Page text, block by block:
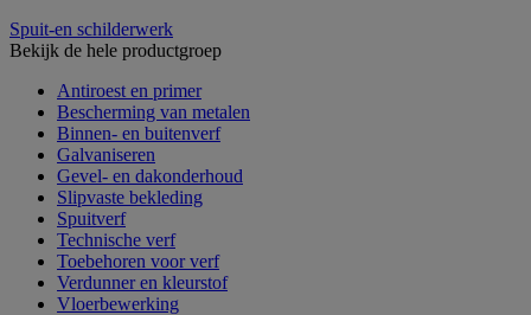
Spuit-en schilderwerk
Bekijk de hele productgroep
Antiroest en primer
Bescherming van metalen
Binnen- en buitenverf
Galvaniseren
Gevel- en dakonderhoud
Slipvaste bekleding
Spuitverf
Technische verf
Toebehoren voor verf
Verdunner en kleurstof
Vloerbewerking